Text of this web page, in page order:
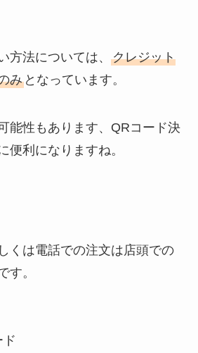
方法については、 クレジット
みとなっています。
能性もあります、QRコード決
便利になりますね。
くは電話での注文は店頭での
す。
ド